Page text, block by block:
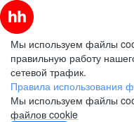
Мы используем файлы
правильную работу
сетевой трафик.
Правила использования
Мы используем файлы
файлов cookie